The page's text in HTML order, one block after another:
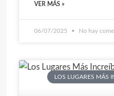
VER MÁS »
06/07/2025 No hay
LOS LUGARES MÁS